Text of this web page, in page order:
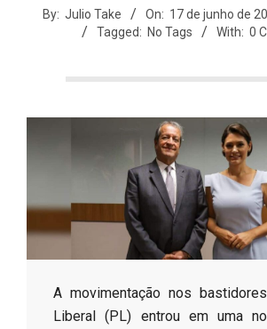
s
s
o
B
By: Julio Take On: 17 de junho de
Tagged: No Tags With: 0
​A movimentação nos
Liberal (PL) entrou em uma